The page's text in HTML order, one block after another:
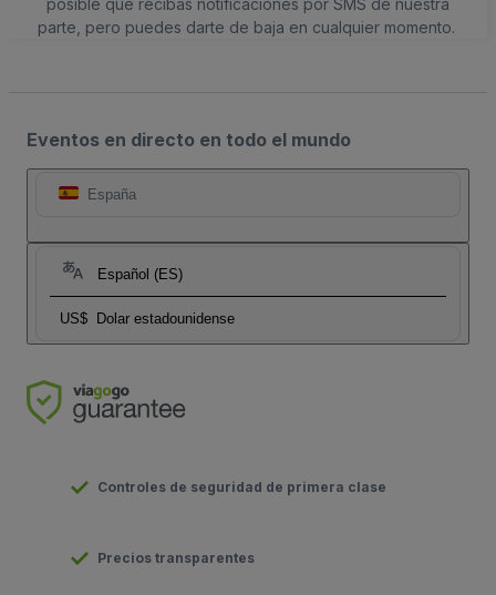
posible que recibas notificaciones por SMS de nuestra
parte, pero puedes darte de baja en cualquier momento.
Eventos en directo en todo el mundo
España
Español (ES)
US$ Dolar estadounidense
Controles de seguridad de primera clase
Precios transparentes